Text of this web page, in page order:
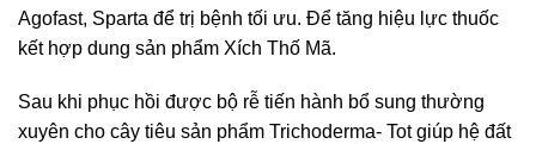
Agofast, Sparta để trị bệnh tối ưu. Để tăng hiệu lực thuốc
kết hợp dung sản phẩm Xích Thố Mã.
Sau khi phục hồi được bộ rễ tiến hành bổ sung thường
xuyên cho cây tiêu sản phẩm Trichoderma- Tot giúp hệ đất